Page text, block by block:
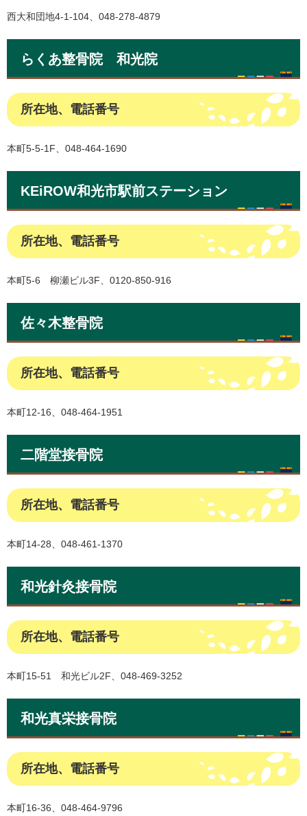
西大和団地4-1-104、048-278-4879
らくあ整骨院 和光院
所在地、電話番号
本町5-5-1F、048-464-1690
KEiROW和光市駅前ステーション
所在地、電話番号
本町5-6 柳瀬ビル3F、0120-850-916
佐々木整骨院
所在地、電話番号
本町12-16、048-464-1951
二階堂接骨院
所在地、電話番号
本町14-28、048-461-1370
和光針灸接骨院
所在地、電話番号
本町15-51 和光ビル2F、048-469-3252
和光真栄接骨院
所在地、電話番号
本町16-36、048-464-9796